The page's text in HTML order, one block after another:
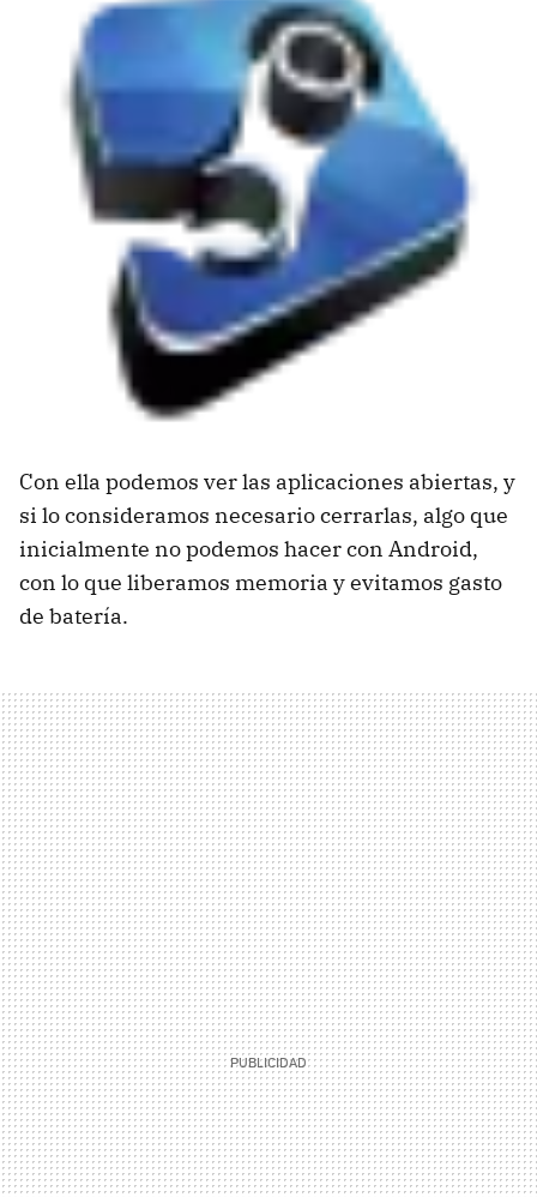
Con ella podemos ver las aplicaciones abiertas, y
si lo consideramos necesario cerrarlas, algo que
inicialmente no podemos hacer con Android,
con lo que liberamos memoria y evitamos gasto
de batería.